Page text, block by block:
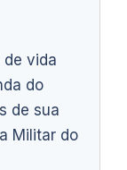
de vida
do
de sua
Militar do